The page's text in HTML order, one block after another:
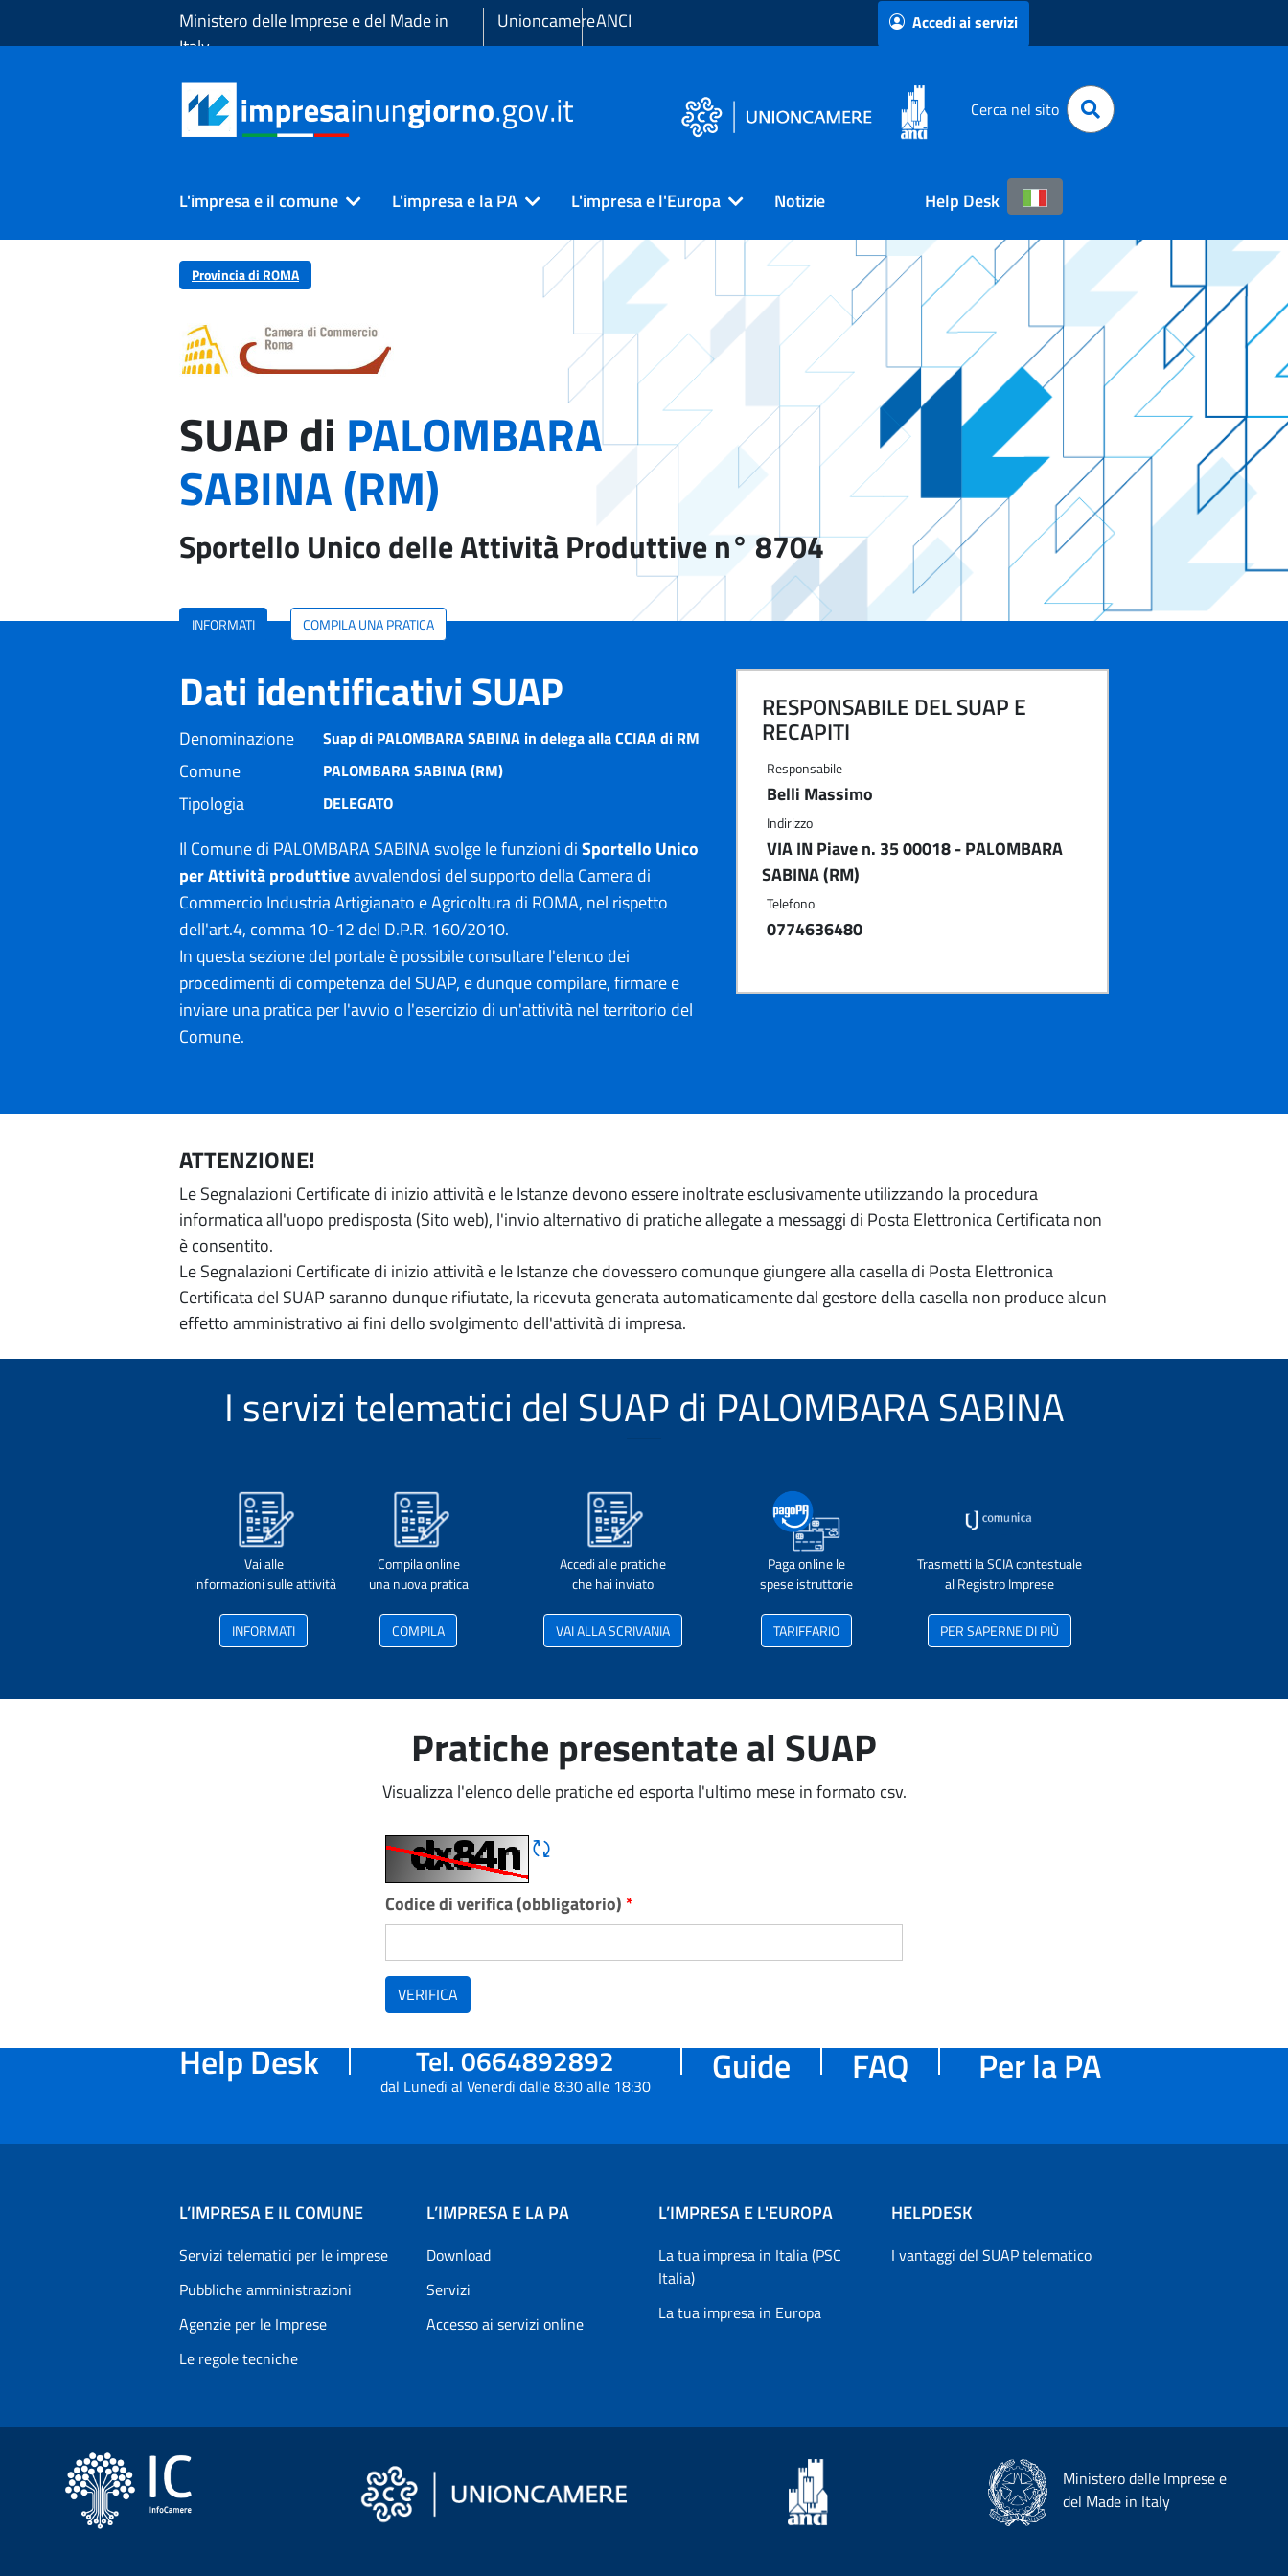
Ministero delle Imprese e del Made in
Italy
UnioncamereANCI Accedi ai servizi
Cerca nel sito
L'impresa e il comune L'impresa e la PA L'impresa e l'Europa Notizie Help Desk
Provincia di ROMA
SUAP di PALOMBARA
SABINA (RM)
Sportello Unico delle Attività Produttive n° 8704
INFORMATI COMPILA UNA PRATICA
Dati identificativi SUAP
Denominazione Suap di PALOMBARA SABINA in delega alla CCIAA di RM
Comune PALOMBARA SABINA (RM)
Tipologia DELEGATO
Il Comune di PALOMBARA SABINA svolge le funzioni diSportello Unico
per Attività produttiveavvalendosi del supporto della Camera di
Commercio Industria Artigianato e Agricoltura di ROMA, nel rispetto
dell'art.4, comma 10-12 del D.P.R. 160/2010.
In questa sezione del portale è possibile consultare l'elenco dei
procedimenti di competenza del SUAP, e dunque compilare, firmare e
inviare una pratica per l'avvio o l'esercizio di un'attività nel territorio del
Comune.
RESPONSABILE DEL SUAP E
RECAPITI
Responsabile
Belli Massimo
Indirizzo
VIA IN Piave n. 35 00018 - PALOMBARA
SABINA (RM)
Telefono
0774636480
ATTENZIONE!
Le Segnalazioni Certificate di inizio attività e le Istanze devono essere inoltrate esclusivamente utilizzando la procedura
informatica all'uopo predisposta (Sito web), l'invio alternativo di pratiche allegate a messaggi di Posta Elettronica Certificata non
è consentito.
Le Segnalazioni Certificate di inizio attività e le Istanze che dovessero comunque giungere alla casella di Posta Elettronica
Certificata del SUAP saranno dunque rifiutate, la ricevuta generata automaticamente dal gestore della casella non produce alcun
effetto amministrativo ai fini dello svolgimento dell'attività di impresa.
I servizi telematici del SUAP di PALOMBARA SABINA
Vai alle
informazioni sulle attività
INFORMATI
Compila online
una nuova pratica
COMPILA
Accedi alle pratiche
che hai inviato
VAI ALLA SCRIVANIA
Paga online le
spese istruttorie
TARIFFARIO
Trasmetti la SCIA contestuale
al Registro Imprese
PER SAPERNE DI PIÙ
Pratiche presentate al SUAP
Visualizza l'elenco delle pratiche ed esporta l'ultimo mese in formato csv.
Rigene CAPTCHA
Codice di verifica (obbligatorio) *
VERIFICA
Help Desk Tel. 0664892892
dal Lunedì al Venerdì dalle 8:30 alle 18:30 Guide FAQ Per la PA
L’IMPRESA E IL COMUNE
Servizi telematici per le imprese
Pubbliche amministrazioni
Agenzie per le Imprese
Le regole tecniche
L’IMPRESA E LA PA
Download
Servizi
Accesso ai servizi online
L’IMPRESA E L'EUROPA
La tua impresa in Italia (PSC
Italia)
La tua impresa in Europa
HELPDESK
I vantaggi del SUAP telematico
Ministero delle Imprese e
del Made in Italy